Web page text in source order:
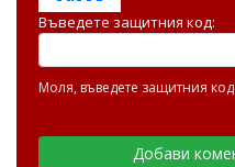
Въведете защитния код:
Моля, въведете защитния код